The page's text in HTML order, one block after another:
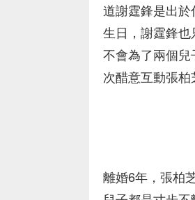
道謝霆鋒是出
生日，謝霆鋒也
不會為了兩個
次醋意互動張柏
離婚6年，張柏